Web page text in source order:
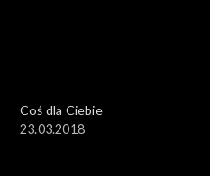
Coś dla Ciebie
23.03.2018